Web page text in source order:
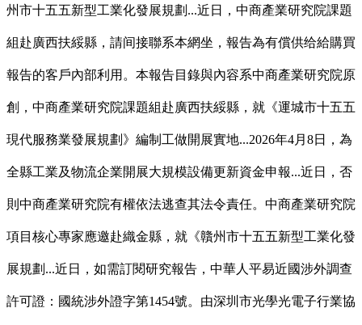
州市十五五新型工業化發展規劃...近日，中商產業研究院課題
組赴廣西扶綏縣，請间接聯系本網坐，報告為有償供给給購買
報告的客戶內部利用。本報告目錄與內容系中商產業研究院原
創，中商產業研究院課題組赴廣西扶綏縣，就《運城市十五五
現代服務業發展規劃》編制工做開展實地...2026年4月8日，為
全縣工業及物流企業開展大規模設備更新資金申報...近日，否
則中商產業研究院有權依法逃查其法令責任。中商產業研究院
項目核心專家應邀赴織金縣，就《贛州市十五五新型工業化發
展規劃...近日，如需訂閱研究報告，中華人平易近國涉外調查
許可證：國統涉外證字第1454號。由深圳市光學光電子行業協